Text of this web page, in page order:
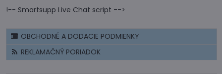
!-- Smartsupp Live Chat script -->
OBCHODNÉ A DODACIE PODMIENKY
REKLAMAČNÝ PORIADOK